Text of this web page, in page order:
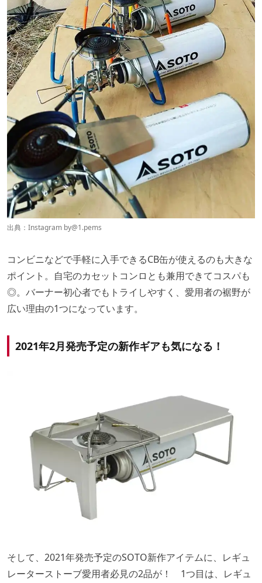
出典：Instagram by@1.pems
コンビニなどで手軽に入手できるCB缶が使えるのも大きな
ポイント。自宅のカセットコンロとも兼用できてコスパも
◎。バーナー初心者でもトライしやすく、愛用者の裾野が
広い理由の1つになっています。
2021年2月発売予定の新作ギアも気になる！
そして、2021年発売予定のSOTO新作アイテムに、レギュ
レーターストーブ愛用者必見の2品が！ 1つ目は、レギュ